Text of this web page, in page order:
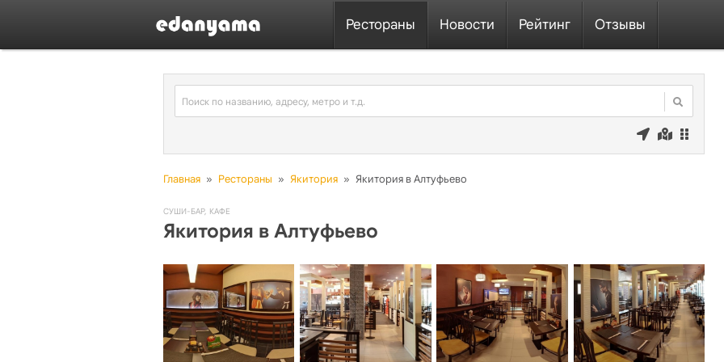
Рестораны Новости Рейтинг Отзывы
Главная » Рестораны » Якитория » Якитория в Алтуфьево
СУШИ-БАР, КАФЕ
Якитория в Алтуфьево